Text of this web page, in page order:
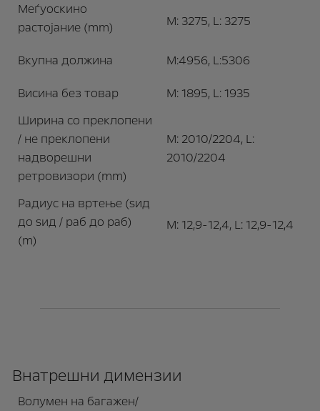
Меѓуоскино
растојание (mm)
M: 3275, L: 3275
Вкупна должина
M:4956, L:5306
Висина без товар
M: 1895, L: 1935
Ширина со преклопени
/ не преклопени
надворешни
ретровизори (mm)
M: 2010/2204, L:
2010/2204
Радиус на вртење (ѕид
до ѕид / раб до раб)
(m)
M: 12,9-12,4, L: 12,9-12,4
Внатрешни димензии
Волумен на багажен/